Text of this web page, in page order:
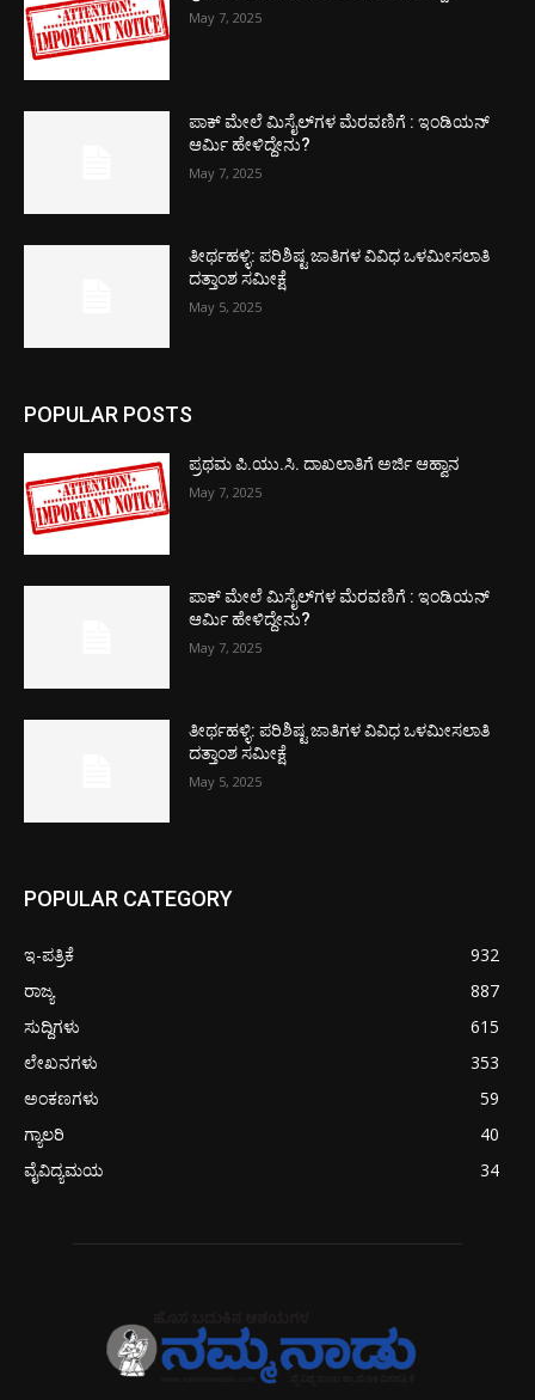
May 7, 2025
ಪಾಕ್​ ಮೇಲೆ ಮಿಸೈಲ್​ಗಳ ಮೆರವಣಿಗೆ : ಇಂಡಿಯನ್
ಆರ್ಮಿ ಹೇಳಿದ್ದೇನು?
May 7, 2025
ತೀರ್ಥಹಳ್ಳಿ: ಪರಿಶಿಷ್ಟ ಜಾತಿಗಳ ವಿವಿಧ ಒಳಮೀಸಲಾತಿ
ದತ್ತಾಂಶ ಸಮೀಕ್ಷೆ
May 5, 2025
POPULAR POSTS
ಪ್ರಥಮ ಪಿ.ಯು.ಸಿ. ದಾಖಲಾತಿಗೆ ಅರ್ಜಿ ಆಹ್ವಾನ
May 7, 2025
ಪಾಕ್​ ಮೇಲೆ ಮಿಸೈಲ್​ಗಳ ಮೆರವಣಿಗೆ : ಇಂಡಿಯನ್
ಆರ್ಮಿ ಹೇಳಿದ್ದೇನು?
May 7, 2025
ತೀರ್ಥಹಳ್ಳಿ: ಪರಿಶಿಷ್ಟ ಜಾತಿಗಳ ವಿವಿಧ ಒಳಮೀಸಲಾತಿ
ದತ್ತಾಂಶ ಸಮೀಕ್ಷೆ
May 5, 2025
POPULAR CATEGORY
ಇ-ಪತ್ರಿಕೆ
932
ರಾಜ್ಯ
887
ಸುದ್ದಿಗಳು
615
ಲೇಖನಗಳು
353
ಅಂಕಣಗಳು
59
ಗ್ಯಾಲರಿ
40
ವೈವಿದ್ಯಮಯ
34